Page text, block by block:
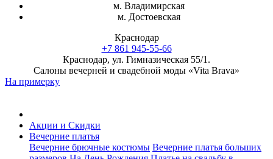
м. Владимирская
м. Достоевская
Краснодар
+7 861 945-55-66
Краснодар, ул. Гимназическая 55/1.
Салоны вечерней и свадебной моды «Vita Brava»
На примерку
Акции и Скидки
Вечерние платья
Вечерние брючные костюмы Вечерние платья больших